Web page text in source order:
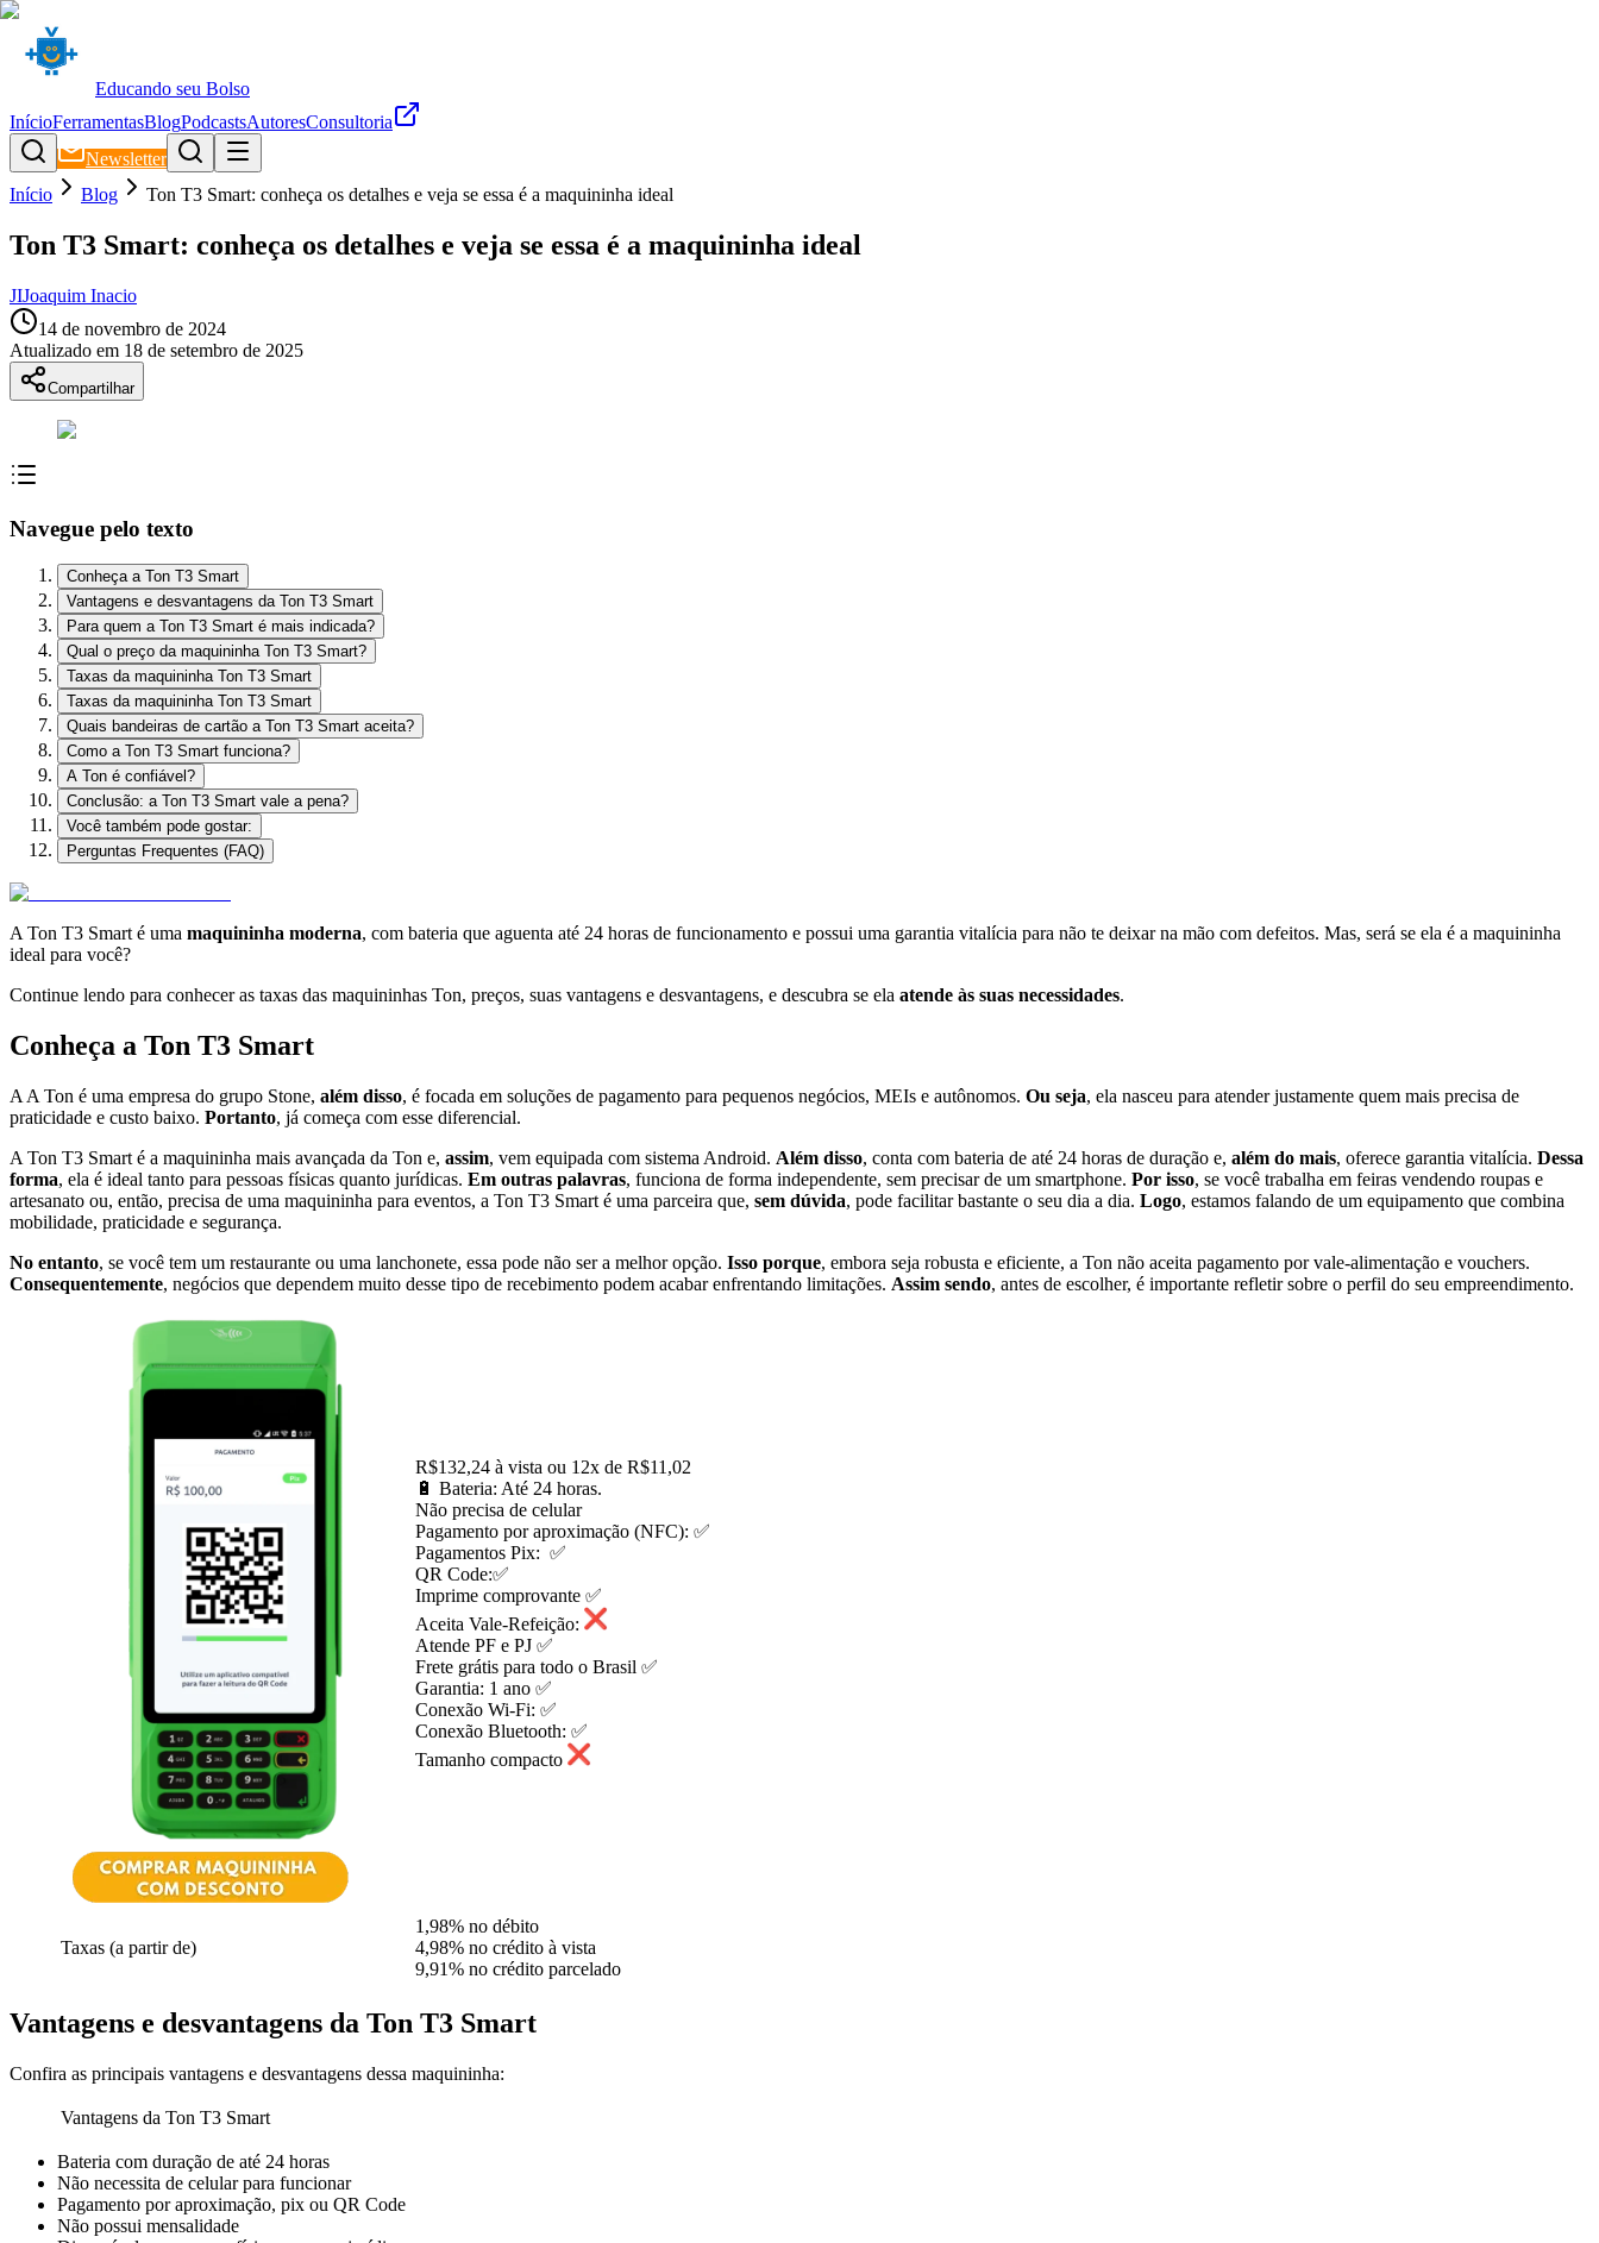
Educando seu Bolso
InícioFerramentasBlogPodcastsAutoresConsultoria
Newsletter
Início
Blog Ton T3 Smart: conheça os detalhes e veja se essa é a maquininha ideal
Ton T3 Smart: conheça os detalhes e veja se essa é a maquininha ideal
JIJoaquim Inacio
14 de novembro de 2024
Atualizado em 18 de setembro de 2025
Compartilhar
Navegue pelo texto
Conheça a Ton T3 Smart
Vantagens e desvantagens da Ton T3 Smart
Para quem a Ton T3 Smart é mais indicada?
Qual o preço da maquininha Ton T3 Smart?
Taxas da maquininha Ton T3 Smart
Taxas da maquininha Ton T3 Smart
Quais bandeiras de cartão a Ton T3 Smart aceita?
Como a Ton T3 Smart funciona?
A Ton é confiável?
Conclusão: a Ton T3 Smart vale a pena?
Você também pode gostar:
Perguntas Frequentes (FAQ)
A Ton T3 Smart é uma maquininha moderna, com bateria que aguenta até 24 horas de funcionamento e possui uma garantia vitalícia para não te deixar na mão com defeitos. Mas, será se ela é a maquininha
ideal para você?
Continue lendo para conhecer as taxas das maquininhas Ton, preços, suas vantagens e desvantagens, e descubra se ela atende às suas necessidades.
Conheça a Ton T3 Smart
A A Ton é uma empresa do grupo Stone, além disso, é focada em soluções de pagamento para pequenos negócios, MEIs e autônomos. Ou seja, ela nasceu para atender justamente quem mais precisa de
praticidade e custo baixo. Portanto, já começa com esse diferencial.
A Ton T3 Smart é a maquininha mais avançada da Ton e, assim, vem equipada com sistema Android. Além disso, conta com bateria de até 24 horas de duração e, além do mais, oferece garantia vitalícia. Dessa
forma, ela é ideal tanto para pessoas físicas quanto jurídicas. Em outras palavras, funciona de forma independente, sem precisar de um smartphone. Por isso, se você trabalha em feiras vendendo roupas e
artesanato ou, então, precisa de uma maquininha para eventos, a Ton T3 Smart é uma parceira que, sem dúvida, pode facilitar bastante o seu dia a dia. Logo, estamos falando de um equipamento que combina
mobilidade, praticidade e segurança.
No entanto, se você tem um restaurante ou uma lanchonete, essa pode não ser a melhor opção. Isso porque, embora seja robusta e eficiente, a Ton não aceita pagamento por vale-alimentação e vouchers.
Consequentemente, negócios que dependem muito desse tipo de recebimento podem acabar enfrentando limitações. Assim sendo, antes de escolher, é importante refletir sobre o perfil do seu empreendimento.
R$132,24 à vista ou 12x de R$11,02
🔋 Bateria: Até 24 horas.
Não precisa de celular
Pagamento por aproximação (NFC): ✅
Pagamentos Pix: ✅
QR Code:✅
Imprime comprovante ✅
Aceita Vale-Refeição:
Atende PF e PJ ✅
Frete grátis para todo o Brasil ✅
Garantia: 1 ano ✅
Conexão Wi-Fi: ✅
Conexão Bluetooth: ✅
Tamanho compacto
Taxas (a partir de)
1,98% no débito
4,98% no crédito à vista
9,91% no crédito parcelado
Vantagens e desvantagens da Ton T3 Smart
Confira as principais vantagens e desvantagens dessa maquininha:
Vantagens da Ton T3 Smart
Bateria com duração de até 24 horas
Não necessita de celular para funcionar
Pagamento por aproximação, pix ou QR Code
Não possui mensalidade